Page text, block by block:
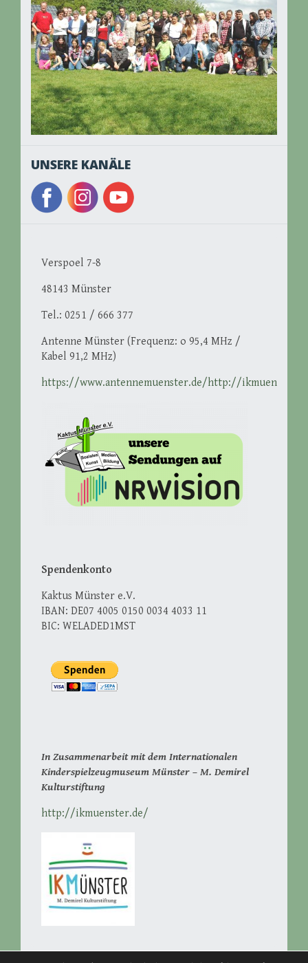
UNSERE KANÄLE
Verspoel 7-8
48143 Münster
Tel.: 0251 / 666 377
Antenne Münster (Frequenz: o 95,4 MHz /
Kabel 91,2 MHz)
https://www.antennemuenster.de/http://
Spendenkonto
Kaktus Münster e.V.
IBAN: DE07 4005 0150 0034 4033 11
BIC: WELADED1MST
In Zusammenarbeit mit dem Internationalen
Kinderspielzeugmuseum Münster – M. Demirel
Kulturstiftung
http://ikmuenster.de/